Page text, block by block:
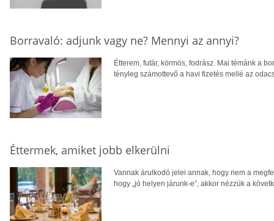
Borravaló: adjunk vagy ne? Mennyi az annyi?
Étterem, futár, körmös, fodrász. Mai témánk a
tényleg számottevő a havi fizetés mellé az
Éttermek, amiket jobb elkerülni
Vannak árulkodó jelei annak, hogy nem a
hogy „jó helyen járunk-e”, akkor nézzük a